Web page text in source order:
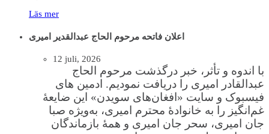
Läs mer
اعلان فاتحه مرحوم الحاج عبدالقدیر امیری
12 juli, 2026
با اندوه و تأثر، خبر درگذشت مرحوم الحاج
عبدالقادر امیری را دریافت نمودیم. ادمین های
فیسبوک و سایت «افغان‌های سویدن» این ضایعهٔ
غم‌انگیز را به خانوادهٔ محترم امیری، به‌ویژه صبا
جان امیری، سحر جان امیری و همهٔ بازماندگان